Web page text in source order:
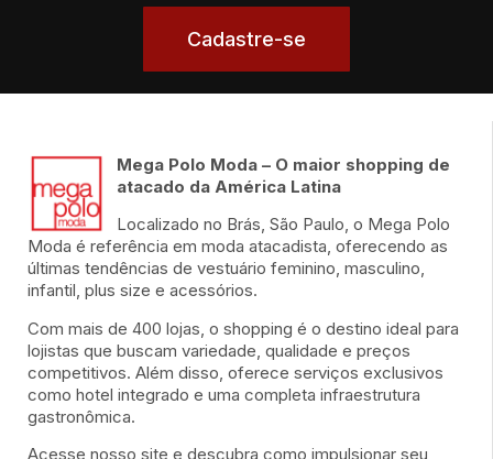
Cadastre-se
Mega Polo Moda – O maior shopping de
atacado da América Latina
Localizado no Brás, São Paulo, o Mega Polo
Moda é referência em moda atacadista, oferecendo as
últimas tendências de vestuário feminino, masculino,
infantil, plus size e acessórios.
Com mais de 400 lojas, o shopping é o destino ideal para
lojistas que buscam variedade, qualidade e preços
competitivos. Além disso, oferece serviços exclusivos
como hotel integrado e uma completa infraestrutura
gastronômica.
Acesse nosso site e descubra como impulsionar seu